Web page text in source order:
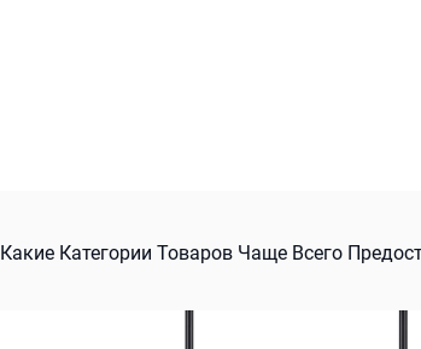
Какие Категории Товаров Чаще Всего